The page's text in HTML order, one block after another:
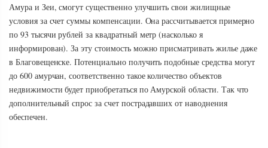
Амура и Зеи, смогут существенно улучшить свои жилищные
условия за счет суммы компенсации. Она рассчитывается примерно
по 93 тысячи рублей за квадратный метр (насколько я
информирован). За эту стоимость можно присматривать жилье даже
в Благовещенске. Потенциально получить подобные средства могут
до 600 амурчан, соответственно такое количество объектов
недвижимости будет приобретаться по Амурской области. Так что
дополнительный спрос за счет пострадавших от наводнения
обеспечен.